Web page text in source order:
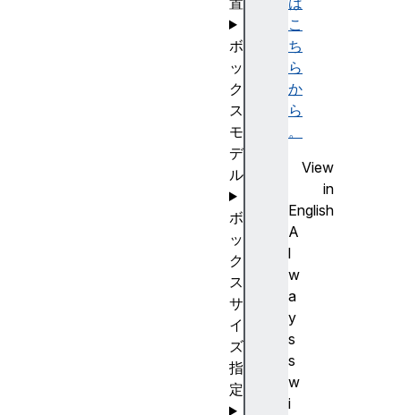
こ
ち
ら
か
ら
。
View
in
English
A
l
w
a
y
s
s
w
i
ボ
ッ
ク
ス
モ
デ
ル
ボ
ッ
ク
ス
サ
イ
ズ
指
定